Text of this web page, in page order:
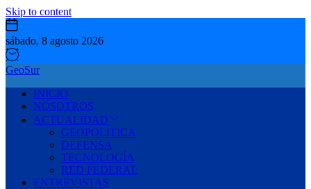
Skip to content
sábado, 8 agosto 2026
GeoSur
INICIO
NOSOTROS
ACTUALIDAD
GEOPOLITICA
DEFENSA
TECNOLOGÍA
RED FEDERAL
ENTREVISTAS